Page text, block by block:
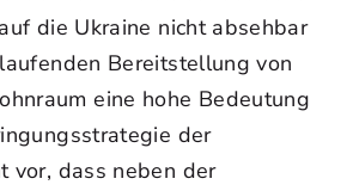
die Ukraine nicht absehbar
Bereitstellung von
eine hohe Bedeutung
der
vor, dass neben der